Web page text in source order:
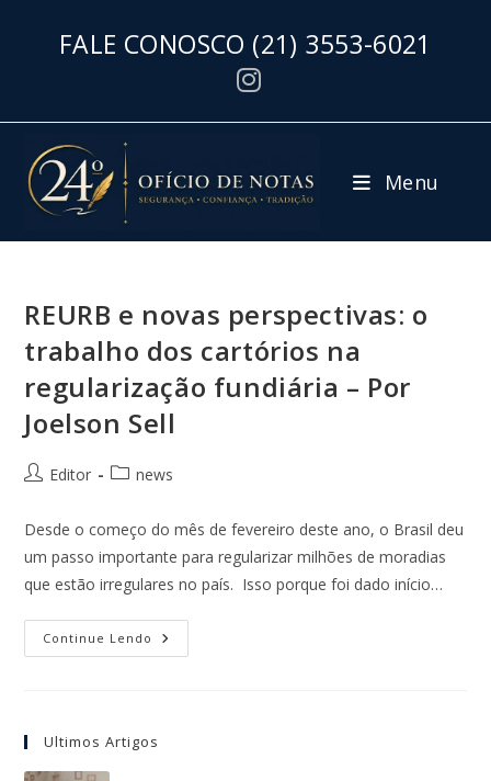
FALE CONOSCO (21) 3553-6021
Menu
REURB e novas perspectivas: o
trabalho dos cartórios na
regularização fundiária – Por
Joelson Sell
Editor news
Desde o começo do mês de fevereiro deste ano, o Brasil deu
um passo importante para regularizar milhões de moradias
que estão irregulares no país. Isso porque foi dado início…
Continue Lendo
Ultimos Artigos